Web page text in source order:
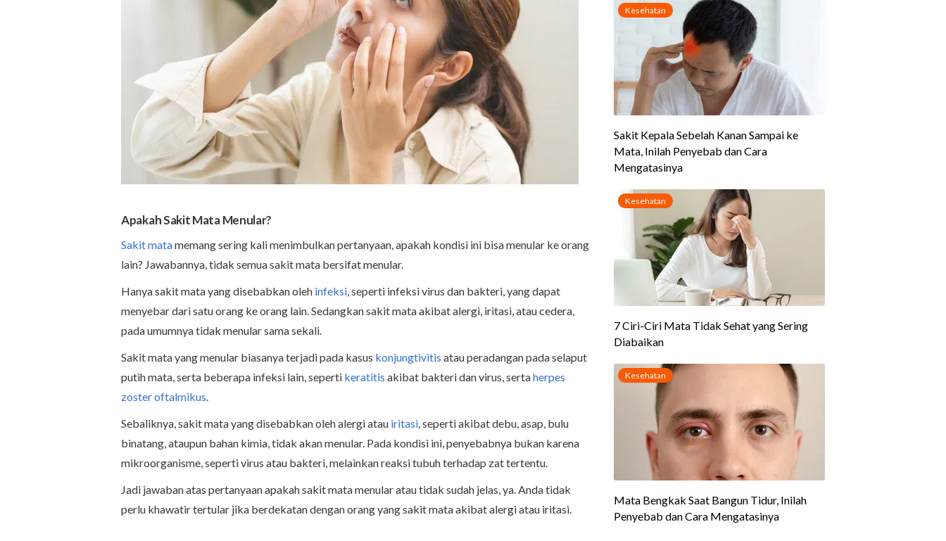
Apakah Sakit Mata Menular?
Sakit matamemang sering kali menimbulkan pertanyaan, apakah kondisi ini bisa menular ke orang
lain? Jawabannya, tidak semua sakit mata bersifat menular.
Hanya sakit mata yang disebabkan oleh infeksi, seperti infeksi virus dan bakteri, yang dapat
menyebar dari satu orang ke orang lain. Sedangkan sakit mata akibat alergi, iritasi, atau cedera,
pada umumnya tidak menular sama sekali.
Sakit mata yang menular biasanya terjadi pada kasus konjungtivitis atau peradangan pada selaput
putih mata, serta beberapa infeksi lain, seperti keratitis akibat bakteri dan virus, sertaherpes
zoster oftalmikus.
Sebaliknya, sakit mata yang disebabkan oleh alergi atau iritasi, seperti akibat debu, asap, bulu
binatang, ataupun bahan kimia, tidak akan menular. Pada kondisi ini, penyebabnya bukan karena
mikroorganisme, seperti virus atau bakteri, melainkan reaksi tubuh terhadap zat tertentu.
Jadi jawaban atas pertanyaan apakah sakit mata menular atau tidak sudah jelas, ya. Anda tidak
perlu khawatir tertular jika berdekatan dengan orang yang sakit mata akibat alergi atau iritasi.